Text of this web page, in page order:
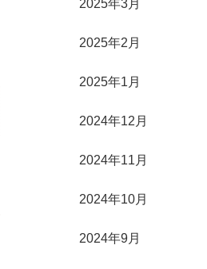
2025年3月
2025年2月
2025年1月
2024年12月
2024年11月
2024年10月
2024年9月